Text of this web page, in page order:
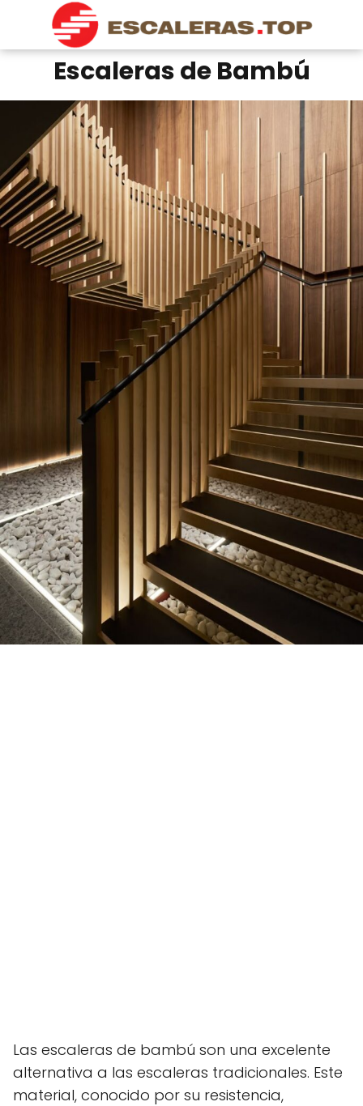
Escaleras de Bambú
Las escaleras de bambú son una excelente
alternativa a las escaleras tradicionales. Este
material, conocido por su resistencia,